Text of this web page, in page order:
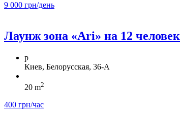
9 000 грн/день
Лаунж зона «Ari» на 12 человек
p
Киев, Белорусская, 36-А
20 m2
400 грн/час